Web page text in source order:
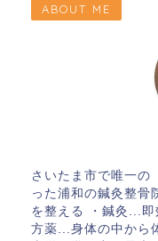
ABOUT ME
さいたま市で唯一の
った浦和の鍼灸整
を整える ・鍼灸...
方薬...身体の中から